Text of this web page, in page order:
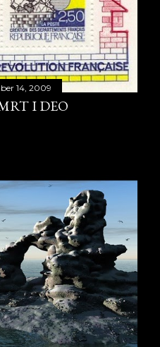
14, 2009
I DEO